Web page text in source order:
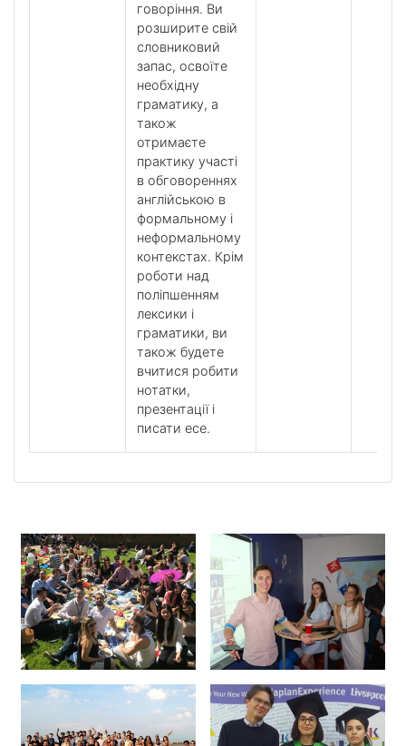
говоріння. Ви
розширите свій
словниковий
запас, освоїте
необхідну
граматику, а
також
отримаєте
практику участі
в обговореннях
англійською в
формальному і
неформальному
контекстах. Крім
роботи над
поліпшенням
лексики і
граматики, ви
також будете
вчитися робити
нотатки,
презентації і
писати есе.